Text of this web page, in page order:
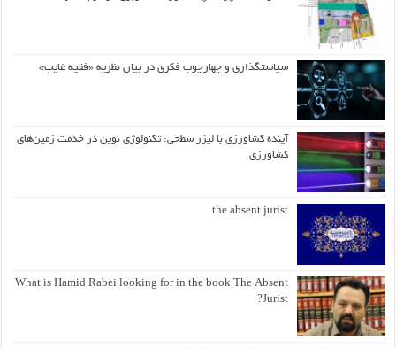
سیاستگذاری و چهارچوب فکری در بیان نظریه «فقیه غایب»
آینده کشاورزی با لیزر سطحی: تکنولوژی نوین در خدمت زمین‌های
کشاورزی
the absent jurist
What is Hamid Rabei looking for in the book The Absent
Jurist?